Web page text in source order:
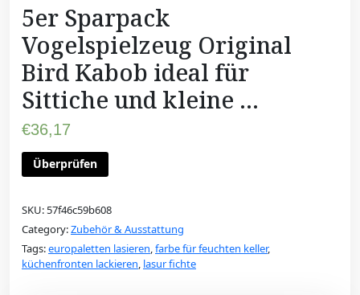
5er Sparpack
Vogelspielzeug Original
Bird Kabob ideal für
Sittiche und kleine …
€36,17
Überprüfen
SKU: 57f46c59b608
Category:Zubehör & Ausstattung
Tags:europaletten lasieren,farbe für feuchten keller,
küchenfronten lackieren, lasur fichte